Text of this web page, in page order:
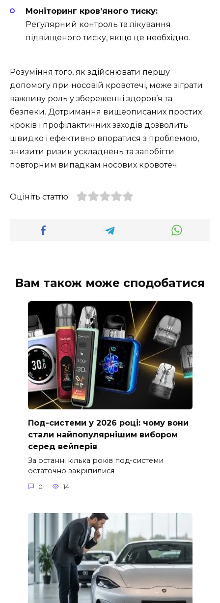
Моніторинг кров’яного тиску:
Регулярний контроль та лікування
підвищеного тиску, якщо це необхідно.
Розуміння того, як здійснювати першу
допомогу при носовій кровотечі, може зіграти
важливу роль у збереженні здоров’я та
безпеки. Дотримання вищеописаних простих
кроків і профілактичних заходів дозволить
швидко і ефективно впоратися з проблемою,
знизити ризик ускладнень та запобігти
повторним випадкам носових кровотеч.
Оцініть статтю
Вам також може сподобатися
Под-системи у 2026 році: чому вони
стали найпопулярнішим вибором
серед вейперів
За останні кілька років под-системи
остаточно закріпилися
0 14